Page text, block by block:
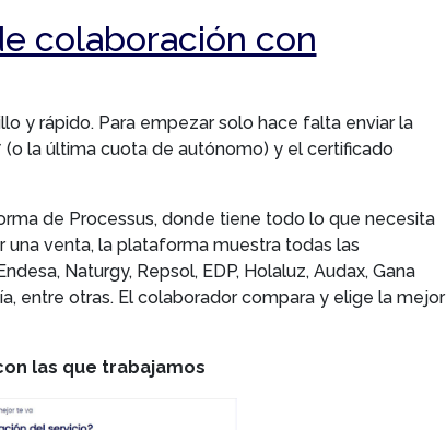
colaboración con
y rápido. Para empezar solo hace falta enviar la
la última cuota de autónomo) y el certificado
de Processus, donde tiene todo lo que necesita
una venta, la plataforma muestra todas las
Naturgy, Repsol, EDP, Holaluz, Audax, Gana
entre otras. El colaborador compara y elige la mejor
las que trabajamos